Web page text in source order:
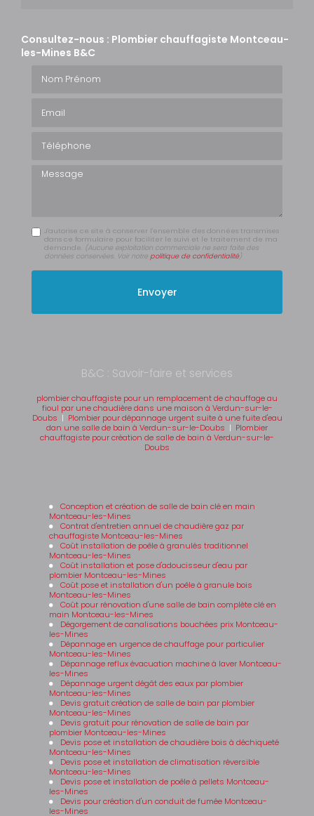
Consultez-nous : Plombier chauffagiste Montceau-
les-Mines B&C
Message
J'autorise ce site à conserver l'ensemble des données transmises
dans ce formulaire pour faciliter le suivi et le traitement de ma
demande.
(Aucune exploitation commerciale ne sera faite des
données conservées. Voir notre politique de confidentialité)
B&C : Savoir-faire et services
plombier chauffagiste pour un remplacement de chauffage au
fioul par une chaudière dans une maison à Verdun-sur-le-
Doubs | Plombier pour dépannage urgent suite à une fuite d'eau
dan une salle de bain à Verdun-sur-le-Doubs | Plombier
chauffagiste pour création de salle de bain à Verdun-sur-le-
Doubs
Conception et création de salle de bain clé en main
Montceau-les-Mines
Contrat d'entretien annuel de chaudière gaz par
chauffagiste Montceau-les-Mines
Coût installation de poêle à granulés traditionnel
Montceau-les-Mines
Coût installation et pose d'adoucisseur d'eau par
plombier Montceau-les-Mines
Coût pose et installation d'un poêle à granule bois
Montceau-les-Mines
Coût pour rénovation d'une salle de bain complète clé en
main Montceau-les-Mines
Dégorgement de canalisations bouchées prix Montceau-
les-Mines
Dépannage en urgence de chauffage pour particulier
Montceau-les-Mines
Dépannage reflux évacuation machine à laver Montceau-
les-Mines
Dépannage urgent dégât des eaux par plombier
Montceau-les-Mines
Devis gratuit création de salle de bain par plombier
Montceau-les-Mines
Devis gratuit pour rénovation de salle de bain par
plombier Montceau-les-Mines
Devis pose et installation de chaudière bois à déchiqueté
Montceau-les-Mines
Devis pose et installation de climatisation réversible
Montceau-les-Mines
Devis pose et installation de poêle à pellets Montceau-
les-Mines
Devis pour création d'un conduit de fumée Montceau-
les-Mines